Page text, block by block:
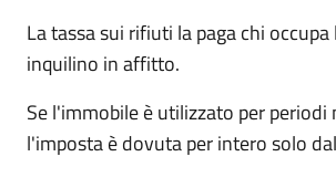
La tassa sui rifiuti la paga chi
inquilino in affitto.
Se l'immobile è utilizzato per
l'imposta è dovuta per intero solo